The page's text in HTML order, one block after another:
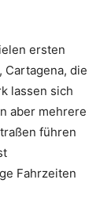
ersten
Cartagena, die
lassen sich
aber mehrere
führen
Fahrzeiten